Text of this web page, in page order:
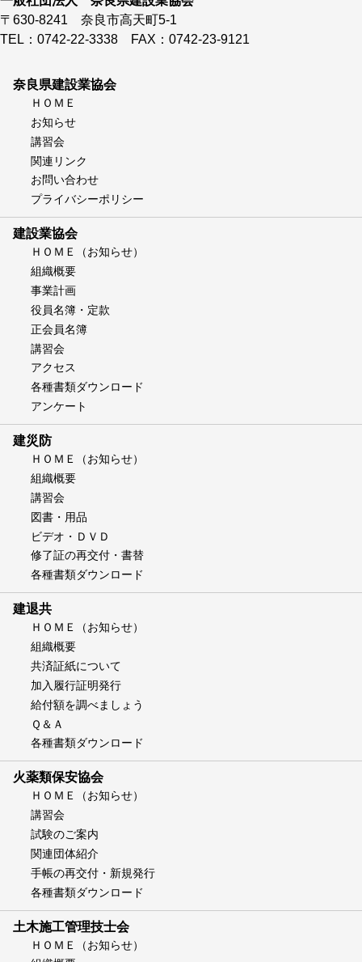
〒630-8241 奈良市高天町5-1
TEL：0742-22-3338 FAX：0742-23-9121
奈良県建設業協会
ＨＯＭＥ
お知らせ
講習会
関連リンク
お問い合わせ
プライバシーポリシー
建設業協会
ＨＯＭＥ（お知らせ）
組織概要
事業計画
役員名簿・定款
正会員名簿
講習会
アクセス
各種書類ダウンロード
アンケート
建災防
ＨＯＭＥ（お知らせ）
組織概要
講習会
図書・用品
ビデオ・ＤＶＤ
修了証の再交付・書替
各種書類ダウンロード
建退共
ＨＯＭＥ（お知らせ）
組織概要
共済証紙について
加入履行証明発行
給付額を調べましょう
Ｑ＆Ａ
各種書類ダウンロード
火薬類保安協会
ＨＯＭＥ（お知らせ）
講習会
試験のご案内
関連団体紹介
手帳の再交付・新規発行
各種書類ダウンロード
土木施工管理技士会
ＨＯＭＥ（お知らせ）